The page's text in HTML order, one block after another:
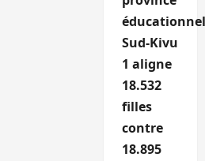
Sud-Kivu
1 aligne
18.532
filles
contre
18.895